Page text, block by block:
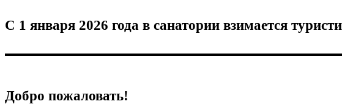
С 1 января 2026 года в санатории взимается
Добро пожаловать!